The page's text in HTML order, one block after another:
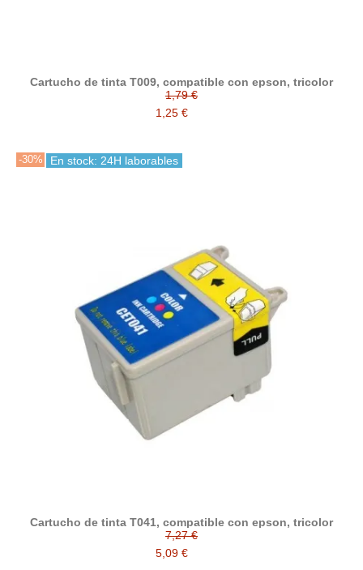
Cartucho de tinta T009, compatible con epson, tricolor
1,79 €
1,25 €
-30% En stock: 24H laborables
Cartucho de tinta T041, compatible con epson, tricolor
7,27 €
5,09 €